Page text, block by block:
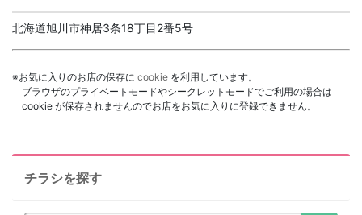
北海道旭川市神居3条18丁目2番5号
※お気に入りのお店の保存に cookie を利用しています。
ブラウザのプライベートモードやシークレットモードでご利用の場合は
cookie が保存されませんのでお店をお気に入りに登録できません。
チラシを探す